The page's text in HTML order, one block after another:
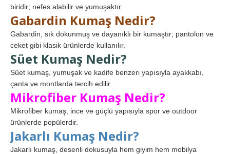
biridir; nefes alabilir ve yumuşaktır.
Gabardin Kumaş Nedir?
Gabardin, sık dokunmuş ve dayanıklı bir kumaştır; pantolon ve
ceket gibi klasik ürünlerde kullanılır.
Süet Kumaş Nedir?
Süet kumaş, yumuşak ve kadife benzeri yapısıyla ayakkabı,
çanta ve montlarda tercih edilir.
Mikrofiber Kumaş Nedir?
Mikrofiber kumaş, ince ve güçlü yapısıyla spor ve outdoor
ürünlerde popülerdir.
Jakarlı Kumaş Nedir?
Jakarlı kumaş, desenli dokusuyla hem giyim hem mobilya